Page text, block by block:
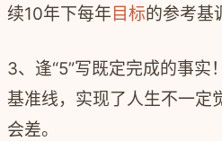
续10年下每年 目标的参考基
3、逢“5”写既定完成的事实！
基准线，实现了人生不一定
会差。